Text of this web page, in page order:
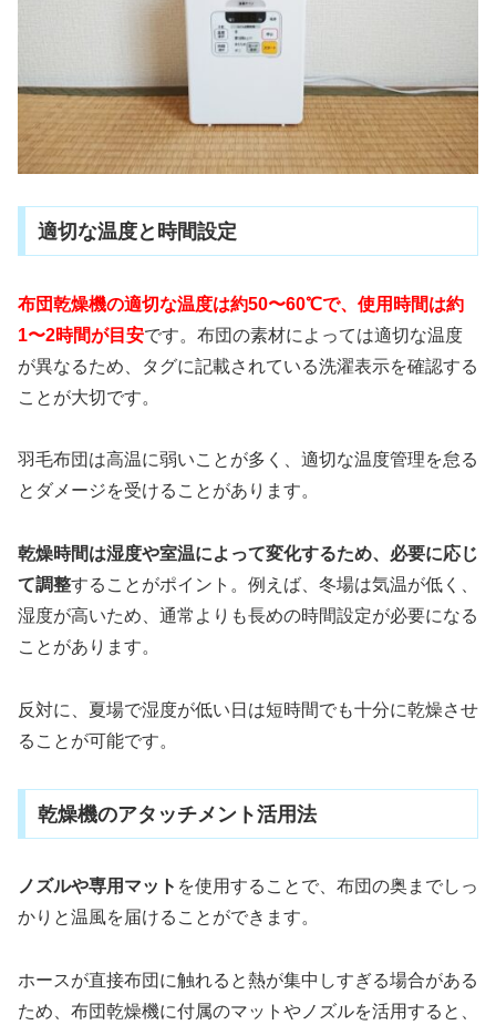
適切な温度と時間設定
布団乾燥機の適切な温度は約50〜60℃で、使用時間は約
1〜2時間が目安です。布団の素材によっては適切な温度
が異なるため、タグに記載されている洗濯表示を確認する
ことが大切です。
羽毛布団は高温に弱いことが多く、適切な温度管理を怠る
とダメージを受けることがあります。
乾燥時間は湿度や室温によって変化するため、必要に応じ
て調整することがポイント。例えば、冬場は気温が低く、
湿度が高いため、通常よりも長めの時間設定が必要になる
ことがあります。
反対に、夏場で湿度が低い日は短時間でも十分に乾燥させ
ることが可能です。
乾燥機のアタッチメント活用法
ノズルや専用マット を使用することで、布団の奥までしっ
かりと温風を届けることができます。
ホースが直接布団に触れると熱が集中しすぎる場合がある
ため、布団乾燥機に付属のマットやノズルを活用すると、